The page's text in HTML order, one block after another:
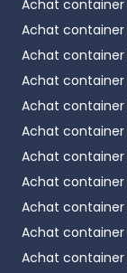
Achat container
Achat container
Achat container
Achat container
Achat container
Achat container
Achat container
Achat container
Achat container
Achat container
Achat container